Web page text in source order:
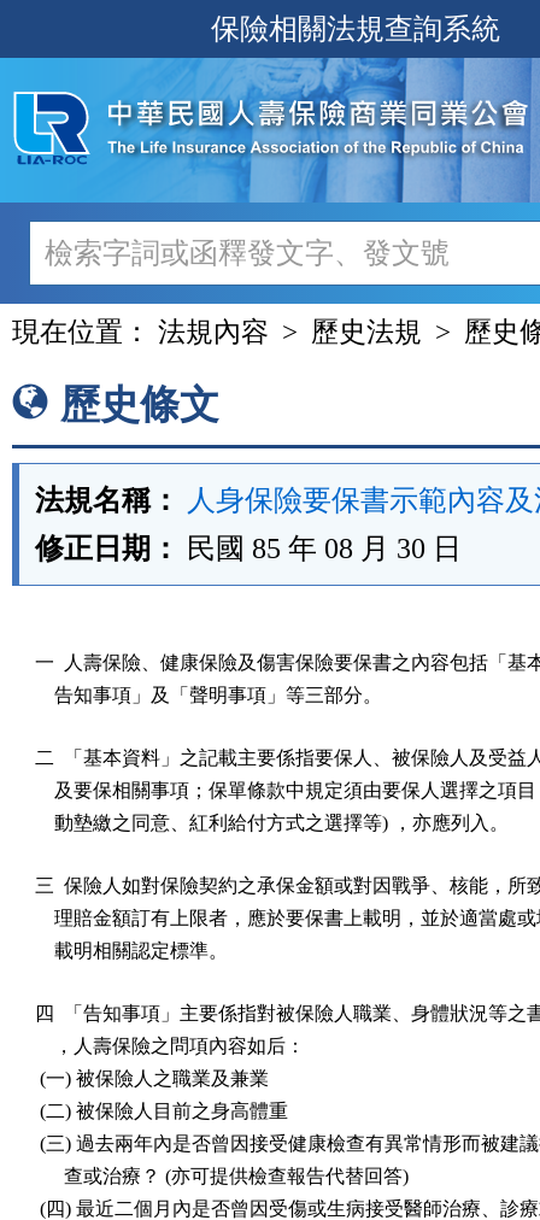
至
主
內
容
保險相關法規查詢系統
現在位置： 法規內容 歷史法規 歷史
歷史條文
法規名稱：
人身保險要保書示範內容
修正日期：
民國 85 年 08 月 30 日
一  人壽保險、健康保險及傷害保險要保書之內容包括「基
    告知事項」及「聲明事項」等三部分。
二  「基本資料」之記載主要係指要保人、被保險人及受益
及要保相關事項；保單條款中規定須由要保人選擇之項目
    動墊繳之同意、紅利給付方式之選擇等) ，亦應列入。
三  保險人如對保險契約之承保金額或對因戰爭、核能，所
理賠金額訂有上限者，應於要保書上載明，並於適當處
    載明相關認定標準。
四  「告知事項」主要係指對被保險人職業、身體狀況等之
    ，人壽保險之問項內容如后：
(一) 被保險人之職業及兼業
(二) 被保險人目前之身高體重
(三) 過去兩年內是否曾因接受健康檢查有異常情形而被建
      查或治療？ (亦可提供檢查報告代替回答)
(四) 最近二個月內是否曾因受傷或生病接受醫師治療、診